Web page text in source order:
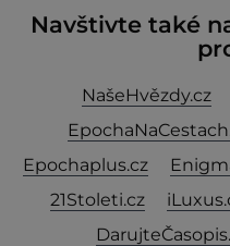
Navštivte také
NašeHvězdy.cz
Epochaplus.cz
21Stoleti.cz